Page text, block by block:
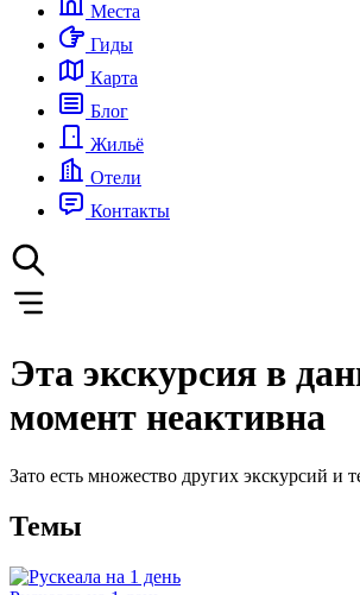
Места
Гиды
Карта
Блог
Жильё
Отели
Контакты
Эта экскурсия в
момент неактивна
Зато есть множество других экскурсий и
Темы